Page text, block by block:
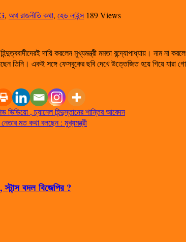
, অথ রাজনীতি কথা, হেড লাইন্স 189 Views
দায়ি করলেন মুখ্যমন্ত্রী মমতা বন্দ্যোপাধ্যায়। নাম
তিনি। একই সঙ্গে ফেসবুকের ছবি দেখে উত্তেজিত হয়ে গিয়ে যারা
ভিডিয়ো , চ্যানেল হিন্দুস্তানের শান্তির আবেদন
মত কথা বলছেন : মুখ্যমন্ত্রী
স্টান্স বদল বিজেপির ?